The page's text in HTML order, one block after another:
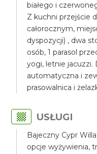
białego i
Z kuchni przejście
całorocznym,
dyspozycji) , dwa
osób, 1 parasol
yogi, letnie jacuzzi.
automatyczna i
prasowalnica i
USŁUGI
Bajeczny Cypr
opcje wyżywienia,